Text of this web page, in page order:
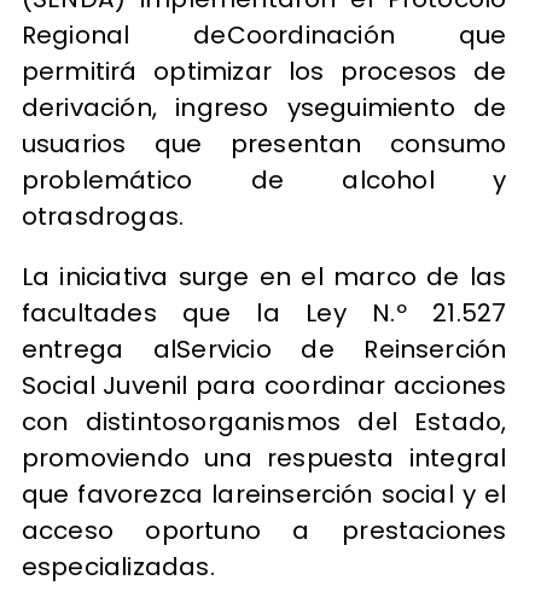
Regional deCoordinación que
permitirá optimizar los procesos de
derivación, ingreso yseguimiento de
usuarios que presentan consumo
problemático de alcohol y
otrasdrogas.
La iniciativa surge en el marco de las
facultades que la Ley N.º 21.527
entrega alServicio de Reinserción
Social Juvenil para coordinar acciones
con distintosorganismos del Estado,
promoviendo una respuesta integral
que favorezca lareinserción social y el
acceso oportuno a prestaciones
especializadas.